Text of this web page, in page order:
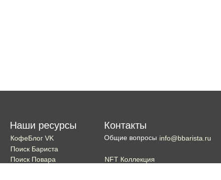
Наши ресурсы
КофеБлог VK
Поиск Бариста
Поиск Повара
Контакты
Общие вопросы info@bbarista.ru
NFT Коллекция